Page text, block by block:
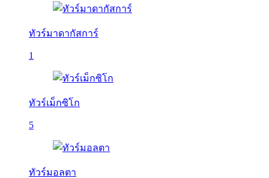
ทัวร์มาดากัสการ์
1
ทัวร์เม็กซิโก
5
ทัวร์มอลตา